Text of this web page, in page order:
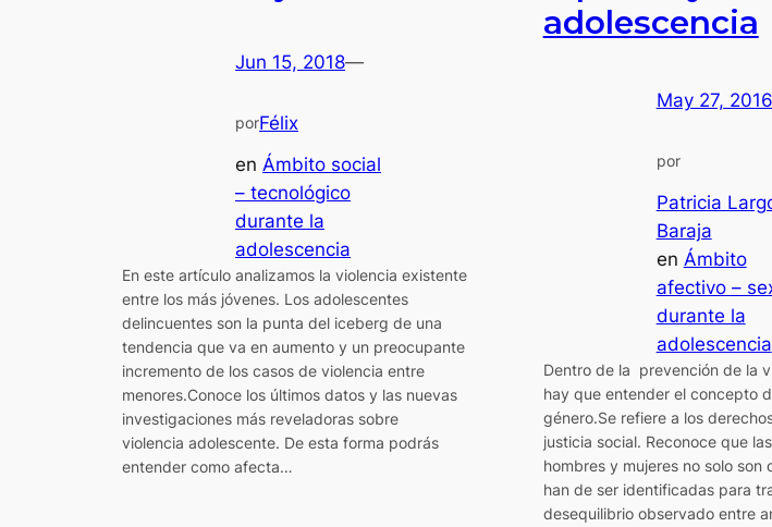
Jun 15, 2018—
porFélix
en Ámbito social
– tecnológico
durante la
adolescencia
En este artículo analizamos la violencia existente
entre los más jóvenes. Los adolescentes
delincuentes son la punta del iceberg de una
tendencia que va en aumento y un preocupante
incremento de los casos de violencia entre
menores.Conoce los últimos datos y las nuevas
investigaciones más reveladoras sobre
violencia adolescente. De esta forma podrás
entender como afecta…
adolescencia
May 27, 2016
por
Patricia
Baraja
en Ámbito
afectivo –
durante la
adolescencia
Dentro de la prevención de la
hay que entender el concepto
género.Se refiere a los
justicia social. Reconoce que
hombres y mujeres no solo son
han de ser identificadas para
desequilibrio observado entre